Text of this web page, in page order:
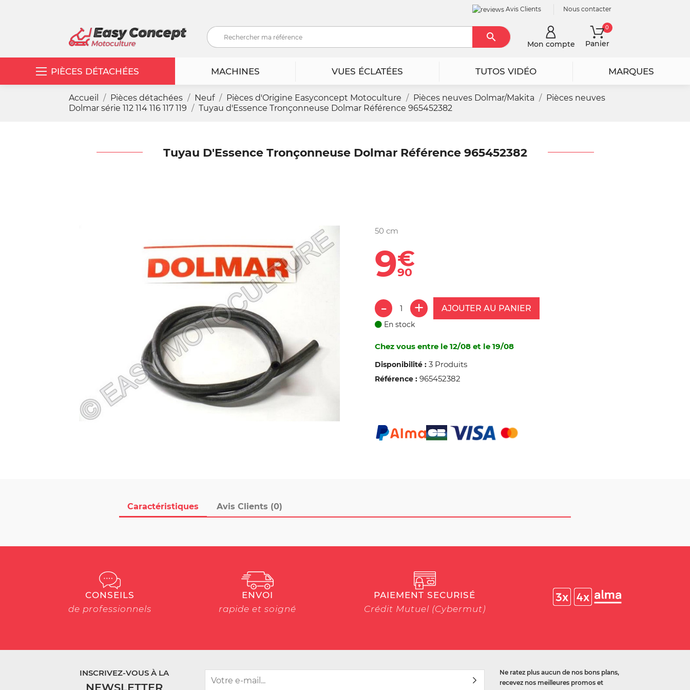
Avis Clients Nous contacter
RechercherMon compte Panier
0
PIÈCES DÉTACHÉES MACHINES VUES ÉCLATÉES TUTOS VIDÉO MARQUES
Accueil Pièces détachées Neuf Pièces d'Origine Easyconcept Motoculture Pièces neuves Dolmar/Makita
Pièces neuves
Dolmar série 112 114 116 117 119
Tuyau d'Essence Tronçonneuse Dolmar Référence 965452382
Tuyau D'Essence Tronçonneuse Dolmar Référence 965452382
Caractéristiques Avis Clients (0)
50 cm
9€
90
AJOUTER AU PANIER
En stock
Chez vous entre le 12/08 et le 19/08
Disponibilité : 3 Produits
Référence : 965452382
CONSEILS
de professionnels
ENVOI
rapide et soigné
PAIEMENT SECURISÉ
Crédit Mutuel (Cybermut)
INSCRIVEZ-VOUS À LA
NEWSLETTER
Ne ratez plus aucun de nos bons plans,
recevez nos meilleures promos et